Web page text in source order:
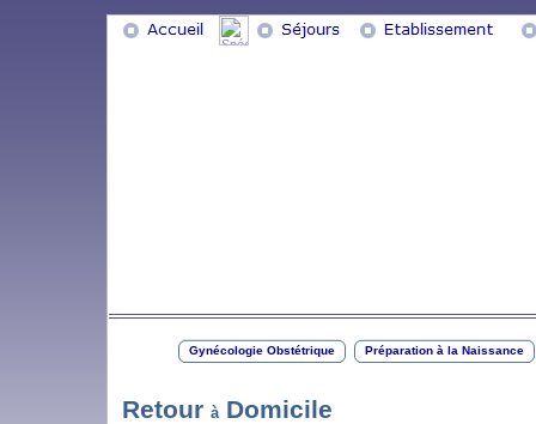
Gynécologie Obstétrique Préparation à la Naissance
Retour à Domicile